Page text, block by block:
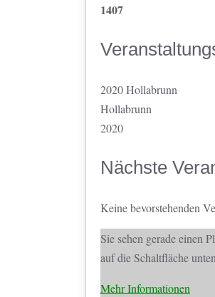
1407
2020 Hollabrunn
Hollabrunn
2020
Nächste
Keine bevorstehenden
Sie sehen gerade einen
auf die Schaltfläche
Mehr Informationen